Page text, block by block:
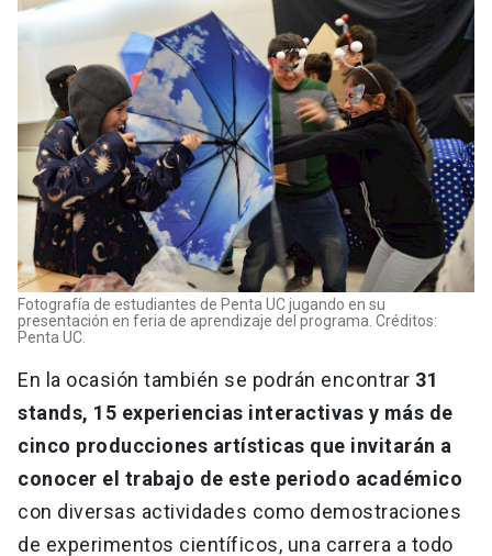
Fotografía de estudiantes de Penta UC jugando en su
presentación en feria de aprendizaje del programa. Créditos:
Penta UC.
En la ocasión también se podrán encontrar 31
stands, 15 experiencias interactivas y más de
cinco producciones artísticas que invitarán a
conocer el trabajo de este periodo académico
con diversas actividades como demostraciones
de experimentos científicos, una carrera a todo